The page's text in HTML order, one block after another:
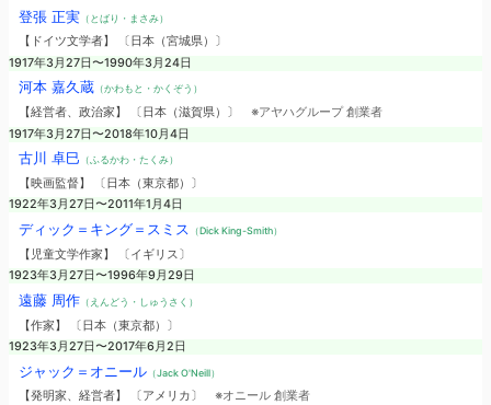
登張 正実（とばり・まさみ）
【ドイツ文学者】 〔日本（宮城県）〕
1917年3月27日〜1990年3月24日
河本 嘉久蔵（かわもと・かくぞう）
【経営者、政治家】 〔日本（滋賀県）〕 ※アヤハグループ 創業者
1917年3月27日〜2018年10月4日
古川 卓巳 （ふるかわ・たくみ）
【映画監督】 〔日本（東京都）〕
1922年3月27日〜2011年1月4日
ディック＝キング＝スミス （Dick King-Smith）
【児童文学作家】 〔イギリス〕
1923年3月27日〜1996年9月29日
遠藤 周作（えんどう・しゅうさく）
【作家】 〔日本（東京都）〕
1923年3月27日〜2017年6月2日
ジャック＝オニール（Jack O'Neill）
【発明家、経営者】 〔アメリカ〕 ※オニール 創業者